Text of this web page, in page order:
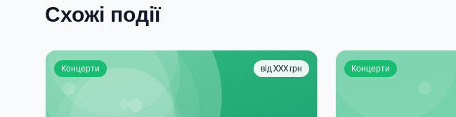
Схожі події
Концерти від XXX грн Концерти